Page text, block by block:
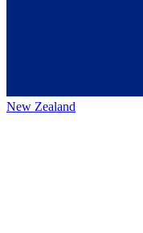
New Zealand